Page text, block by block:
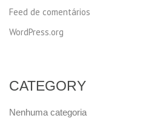
Feed de comentários
WordPress.org
CATEGORY
Nenhuma categoria